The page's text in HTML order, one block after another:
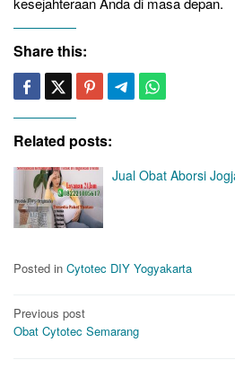
Share this:
Related posts:
Jual Obat Aborsi
Posted in Cytotec DIY Yogyakarta
Post
navigation
Previous post
Obat Cytotec Semarang